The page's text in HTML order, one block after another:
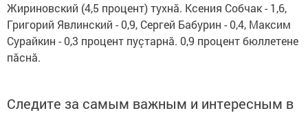
Жириновский (4,5 процент) тухнă. Ксения Собчак - 1,6,
Григорий Явлинский - 0,9, Сергей Бабурин - 0,4, Максим
Сурайкин - 0,3 процент пуçтарнă. 0,9 процент бюллетене
пăснă.
Следите за самым важным и интересным в